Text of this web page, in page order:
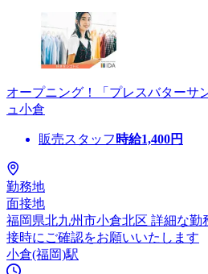
オープニング！「プレスバター
ュ小倉
販売スタッフ 時給1,400円
勤務地
面接地
福岡県北九州市小倉北区 詳細な勤
接時にご確認をお願いいたします
小倉(福岡)駅